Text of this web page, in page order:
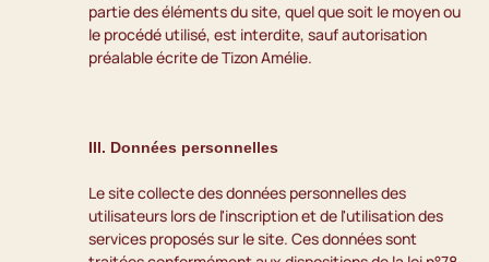
partie des éléments du site, quel que soit le moyen ou
le procédé utilisé, est interdite, sauf autorisation
préalable écrite de Tizon Amélie.
III. Données personnelles
Le site collecte des données personnelles des
utilisateurs lors de l'inscription et de l'utilisation des
services proposés sur le site. Ces données sont